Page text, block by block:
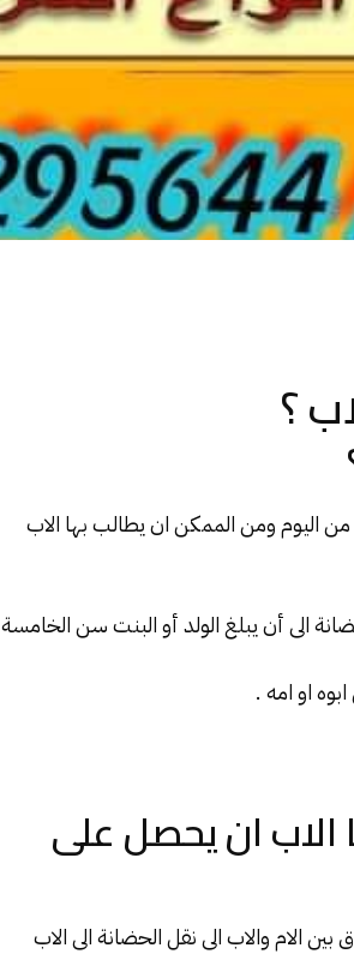
؟
اليوم ومن الممكن ان يطالب بها الاب
الى أن يبلغ الولد أو البنت سن الخامسة
ان يحصل على
بين الام والاب الى نقل الحضانة الى الاب